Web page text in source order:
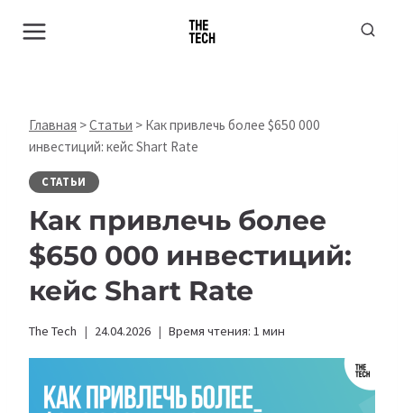
Главная >Статьи > Как привлечь более $650 000
инвестиций: кейс Shart Rate
СТАТЬИ
Как привлечь более
$650 000 инвестиций:
кейс Shart Rate
The Tech 24.04.2026 Время чтения: 1 мин